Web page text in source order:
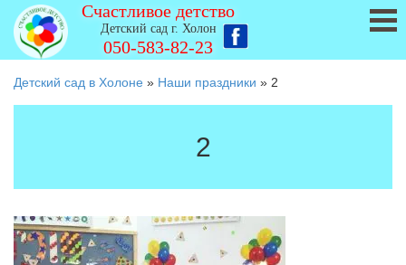
Счастливое детство
Детский сад г. Холон
050-583-82-23
Детский сад в Холоне » Наши праздники » 2
2